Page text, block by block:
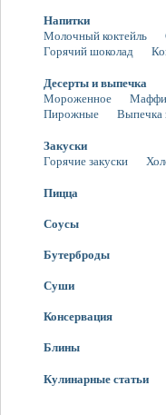
Напитки
Молочный коктейль
Горячий шоколад
Десерты и выпечка
Мороженное
Пирожные
Выпечка
Закуски
Горячие закуски
Пицца
Соусы
Бутерброды
Суши
Консервация
Блины
Кулинарные статьи